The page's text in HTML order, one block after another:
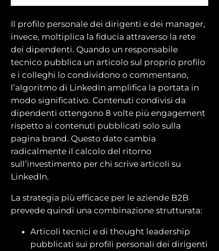
Il profilo personale dei dirigenti e dei manager,
invece, moltiplica la fiducia attraverso la rete
dei dipendenti. Quando un responsabile
tecnico pubblica un articolo sul proprio profilo
e i colleghi lo condividono o commentano,
l’algoritmo di LinkedIn amplifica la portata in
modo significativo. Contenuti condivisi da
dipendenti ottengono 8 volte più engagement
rispetto ai contenuti pubblicati solo sulla
pagina brand. Questo dato cambia
radicalmente il calcolo del ritorno
sull’investimento per chi scrive articoli su
LinkedIn.
La strategia più efficace per le aziende B2B
prevede quindi una combinazione strutturata:
Articoli tecnici e di thought leadership
pubblicati sui profili personali dei dirigenti